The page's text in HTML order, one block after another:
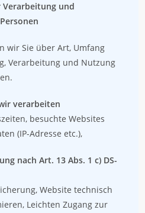
Verarbeitung und
wir Sie über Art, Umfang
Verarbeitung und Nutzung
verarbeiten
besuchte Websites
(IP-Adresse etc.),
nach Art. 13 Abs. 1 c) DS-
Website technisch
Leichten Zugang zur